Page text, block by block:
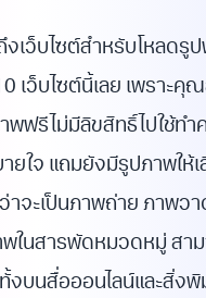
เว็บไซต์สำหรับโหลดรู
เว็บไซต์นี้เลย เพราะคุ
พฟรีไม่มีลิขสิทธิ์ไปใช้ทำ
ยใจ แถมยังมีรูปภาพให้
ว่าจะเป็นภาพถ่าย ภาพวา
ในสารพัดหมวดหมู่ สาม
งบนสื่อออนไลน์และสิ่งพิ